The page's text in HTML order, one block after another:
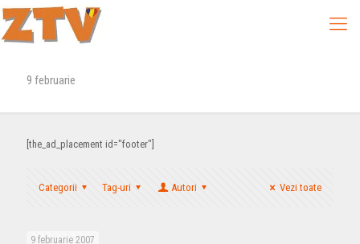
9 februarie
[the_ad_placement id="footer"]
Categorii Tag-uri Autori Vezi toate
9 februarie 2007